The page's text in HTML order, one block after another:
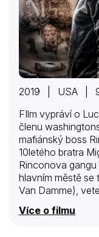
2019 | USA |
FIlm vypráví o
členu
mafiánský boss
10letého bratra
Rinconova
hlavním městě se
Van Damme),
schopnost
předal dodávku
Více o filmu